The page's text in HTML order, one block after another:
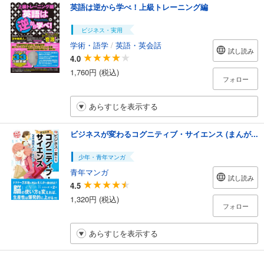
英語は逆から学べ！上級トレーニング編
ビジネス・実用
学術・語学 / 英語・英会話
4.0
1,760円 (税込)
試し読み
フォロー
あらすじを表示する
ビジネスが変わるコグニティブ・サイエンス (まんが...
少年・青年マンガ
青年マンガ
4.5
1,320円 (税込)
試し読み
フォロー
あらすじを表示する